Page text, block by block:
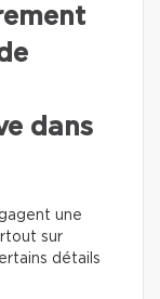
dans
une
sur
détails